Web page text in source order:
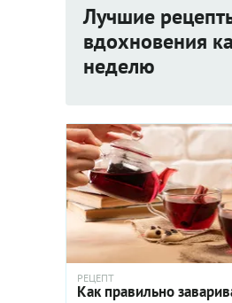
Лучшие
вдохновения
неделю
РЕЦЕПТ
Как правильно